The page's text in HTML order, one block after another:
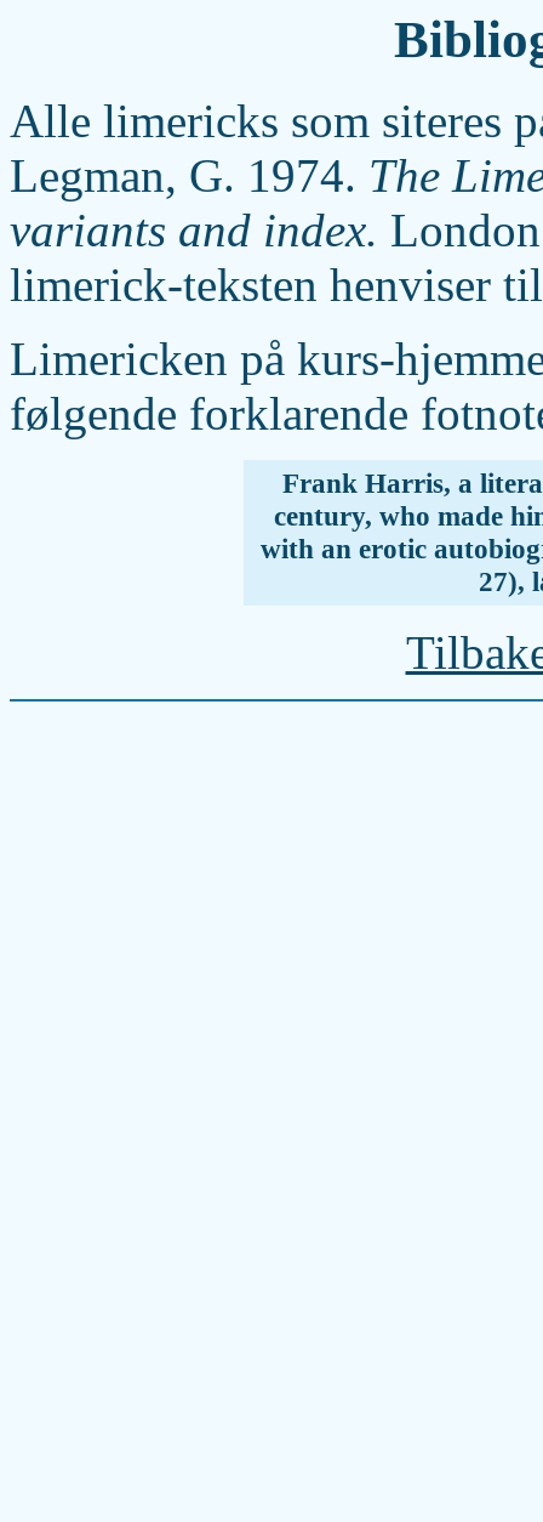
Alle limericks som siteres
Legman, G. 1974. The
variants and index.
limerick-teksten henviser
Limericken på kurs-
følgende forklarende
Frank Harris, a
century, who made
with an erotic
27),